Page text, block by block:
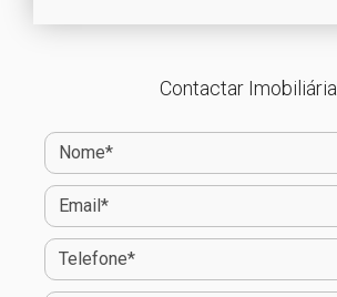
Contactar Imobiliária